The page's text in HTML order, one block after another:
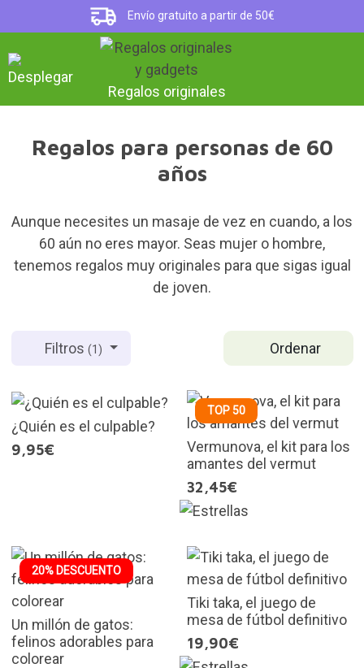
Envío gratuito a partir de 50€
Regalos originales
Regalos para personas de 60
años
Aunque necesites un masaje de vez en cuando, a los
60 aún no eres mayor. Seas mujer o hombre,
tenemos regalos muy originales para que sigas igual
de joven.
Ordenar
Filtros(1)
¿Quién es el culpable?
9,95€
TOP 50
Vermunova, el kit para los
amantes del vermut
32,45€
20% DESCUENTO
Un millón de gatos:
felinos adorables para
colorear
Tiki taka, el juego de
mesa de fútbol definitivo
19,90€